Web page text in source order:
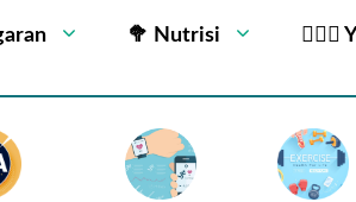
🥦 Nutrisi 🧘🏻‍♂️